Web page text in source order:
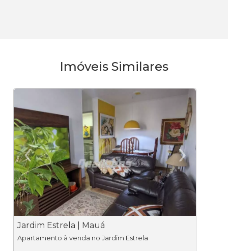
Imóveis Similares
‹
Previous
›
Jardim Estrela | Mauá
Apartamento à venda no Jardim Estrela